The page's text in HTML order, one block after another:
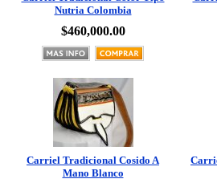
$460,000.00
Carriel Tradicional Cosido A
Mano Blanco
$580,000.00